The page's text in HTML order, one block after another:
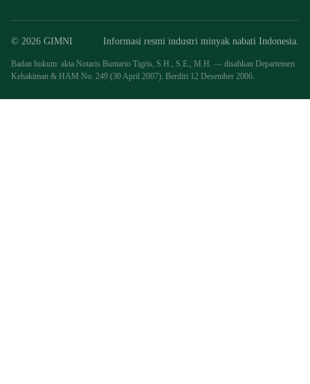
© 2026 GIMNI Informasi resmi industri minyak nabati Indonesia.
Badan hukum: akta Notaris Buntario Tigris, S.H., S.E., M.H. — disahkan Departemen
Kehakiman & HAM No. 249 (30 April 2007). Berdiri 12 Desember 2006.